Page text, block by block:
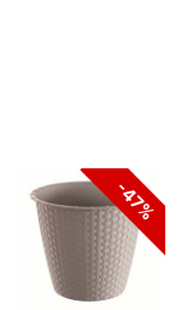
-47%